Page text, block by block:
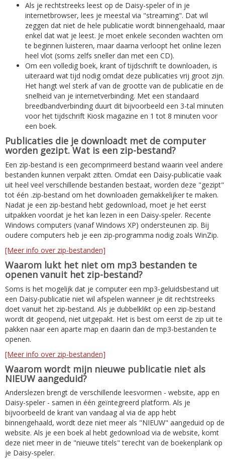
Als je rechtstreeks leest op de Daisy-speler of in je
internetbrowser, lees je meestal via "streaming". Dat wil
zeggen dat niet de hele publicatie wordt binnengehaald, maar
enkel dat wat je leest. Je moet enkele seconden wachten om
te beginnen luisteren, maar daarna verloopt het online lezen
heel vlot (soms zelfs sneller dan met een CD).
Om een volledig boek, krant of tijdschrift te downloaden, is
uiteraard wat tijd nodig omdat deze publicaties vrij groot zijn.
Het hangt wel sterk af van de grootte van de publicatie en de
snelheid van je internetverbinding. Met een standaard
breedbandverbinding duurt dit bijvoorbeeld een 3-tal minuten
voor het tijdschrift Kiosk magazine en 1 tot 8 minuten voor
een boek.
Publicaties die je downloadt met de computer
worden gezipt. Wat is een zip-bestand?
Een zip-bestand is een gecomprimeerd bestand waarin veel andere
bestanden kunnen verpakt zitten. Omdat een Daisy-publicatie vaak
uit heel veel verschillende bestanden bestaat, worden deze "gezipt"
tot één .zip-bestand om het downloaden gemakkelijker te maken.
Nadat je een zip-bestand hebt gedownload, moet je het eerst
uitpakken voordat je het kan lezen in een Daisy-speler. Recente
Windows computers (vanaf Windows XP) ondersteunen zip. Bij
oudere computers heb je een zip-programma nodig zoals WinZip.
[Meer info over zip-bestanden]
Waarom lukt het niet om mp3 bestanden te
openen vanuit het zip-bestand?
Soms is het mogelijk dat je computer een mp3-geluidsbestand uit
een Daisy-publicatie niet wil afspelen wanneer je dit rechtstreeks
doet vanuit het zip-bestand. Als je dubbelklikt op een zip-bestand
wordt dit geopend, niet uitgepakt. Het is best om eerst de zip uit te
pakken naar een aparte map en daarin dan de mp3-bestanden te
openen.
[Meer info over zip-bestanden]
Waarom wordt mijn nieuwe publicatie niet als
NIEUW aangeduid?
Anderslezen brengt de verschillende leesvormen - website, app en
Daisy-speler - samen in één geïntegreerd platform. Als je
bijvoorbeeld de krant van vandaag al via de app hebt
binnengehaald, wordt deze niet meer als "NIEUW" aangeduid op de
website. Als je een boek al hebt gedownload via de website, komt
deze niet meer in de "nieuwe titels" terecht van de boekenplank op
je Daisy-speler.